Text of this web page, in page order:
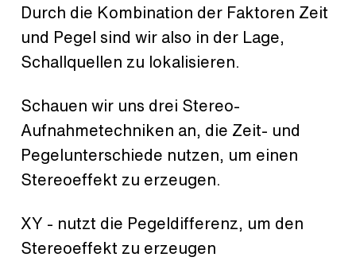
Durch die Kombination der Faktoren Zeit
und Pegel sind wir also in der Lage,
Schallquellen zu lokalisieren.
Schauen wir uns drei Stereo-
Aufnahmetechniken an, die Zeit- und
Pegelunterschiede nutzen, um einen
Stereoeffekt zu erzeugen.
XY - nutzt die Pegeldifferenz, um den
Stereoeffekt zu erzeugen